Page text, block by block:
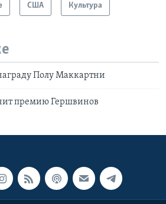
США Культура
Полу Маккартни
премию Гершвинов